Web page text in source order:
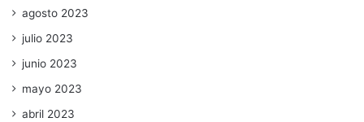
agosto 2023
julio 2023
junio 2023
mayo 2023
abril 2023